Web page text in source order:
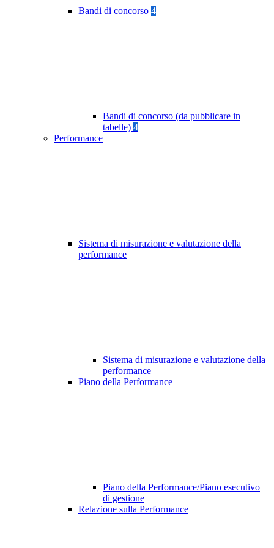
Bandi di concorso 4
Bandi di concorso (da pubblicare in
tabelle) 4
Performance
Sistema di misurazione e valutazione della
performance
Sistema di misurazione e valutazione della
performance
Piano della Performance
Piano della Performance/Piano esecutivo
di gestione
Relazione sulla Performance